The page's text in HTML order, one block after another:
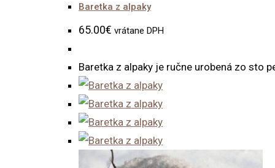
Baretka z alpaky
65.00€ vrátane DPH
Baretka z alpaky je ručne urobená zo sto